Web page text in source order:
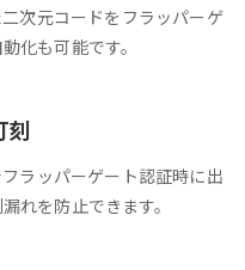
次元コードをフラッパーゲ
化も可能です。
刻
ラッパーゲート認証時に出
れを防止できます。